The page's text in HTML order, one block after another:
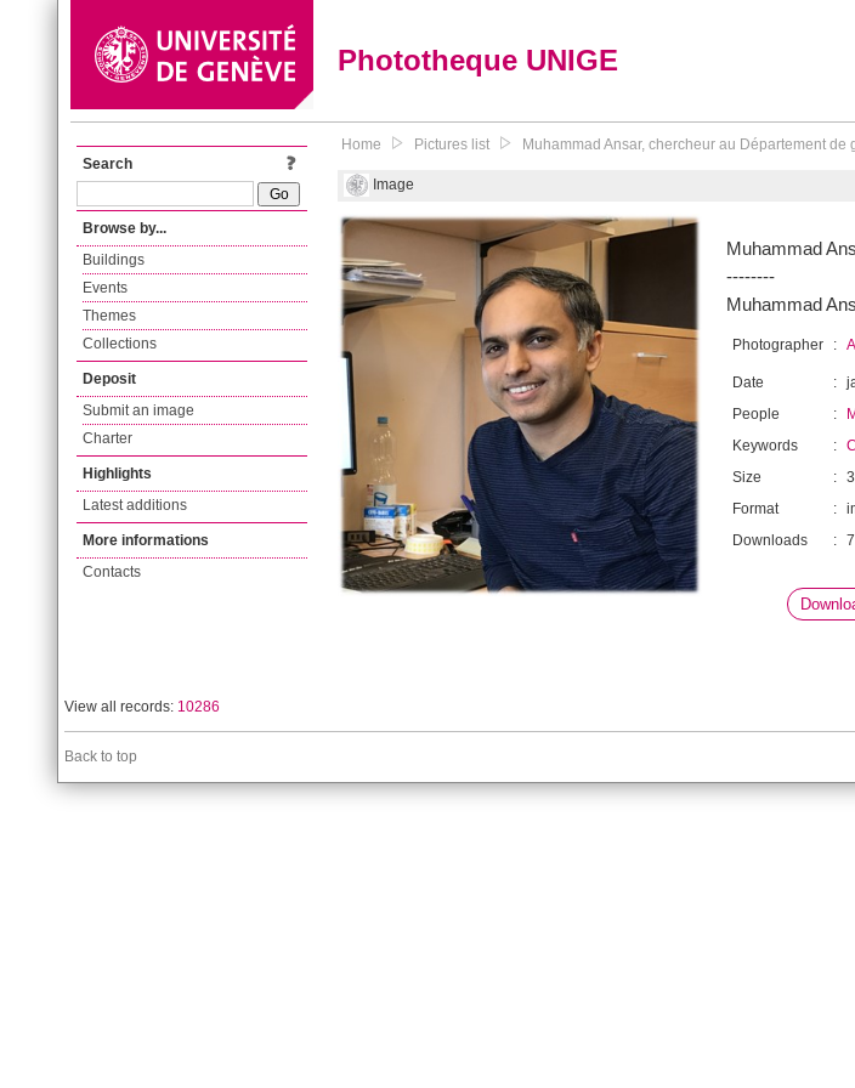
Phototheque UNIGE
Search
Browse by...
Buildings
Events
Themes
Collections
Deposit
Submit an image
Charter
Highlights
Latest additions
More informations
Contacts
Home Pictures list Muhammad Ansar, chercheur au Département
Image
Muhammad
--------
Muhammad
Photographer :
Date :
People
:
Keywords
:
Size
:
Format
:
Downloads
:
View all records: 10286
Back to top